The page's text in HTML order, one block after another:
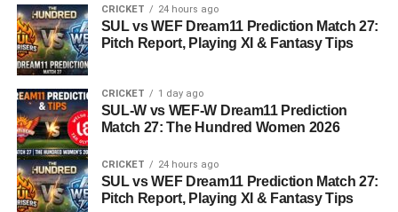
CRICKET 24 hours ago
SUL vs WEF Dream11 Prediction Match 27:
Pitch Report, Playing XI & Fantasy Tips
CRICKET 1 day ago
SUL-W vs WEF-W Dream11 Prediction
Match 27: The Hundred Women 2026
CRICKET 24 hours ago
SUL vs WEF Dream11 Prediction Match 27:
Pitch Report, Playing XI & Fantasy Tips